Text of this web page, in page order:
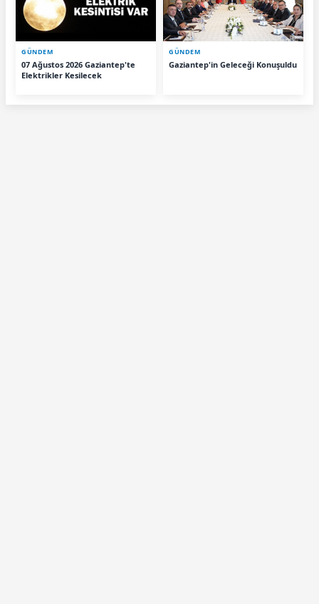
GÜNDEM
07 Ağustos 2026 Gaziantep'te
Elektrikler Kesilecek
GÜNDEM
Gaziantep'in Geleceği Konuşuldu